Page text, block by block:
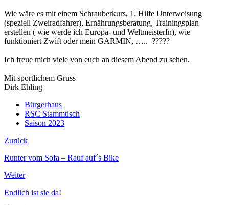
Wie wäre es mit einem Schrauberkurs, 1. Hilfe Unterweisung
(speziell Zweiradfahrer), Ernährungsberatung, Trainingsplan
erstellen ( wie werde ich Europa- und WeltmeisterIn), wie
funktioniert Zwift oder mein GARMIN, ….. ?????
Ich freue mich viele von euch an diesem Abend zu sehen.
Mit sportlichem Gruss
Dirk Ehling
Bürgerhaus
RSC Stammtisch
Saison 2023
Zurück
Runter vom Sofa – Rauf auf´s Bike
Weiter
Endlich ist sie da!